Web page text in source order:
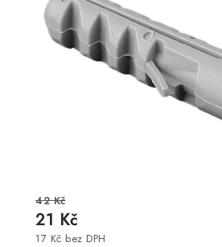
17 Kč bez DPH
21 Kč
42 Kč